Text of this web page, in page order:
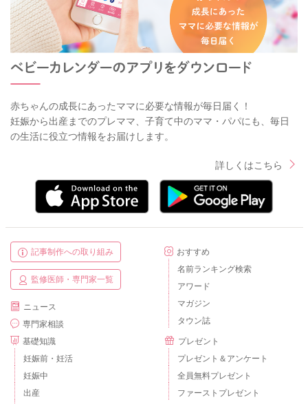
赤ちゃんの成長にあったママに必要な情報が毎日届く！
妊娠から出産までのプレママ、子育て中のママ・パパにも、毎日
の生活に役立つ情報をお届けします。
詳しくはこちら
記事制作への取り組み
監修医師・専門家一覧
ニュース
専門家相談
基礎知識
妊娠前・妊活
妊娠中
出産
おすすめ
名前ランキング検索
アワード
マガジン
タウン誌
プレゼント
プレゼント＆アンケート
全員無料プレゼント
ファーストプレゼント